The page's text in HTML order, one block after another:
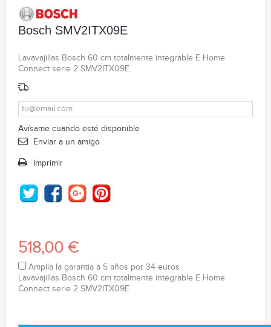
Bosch SMV2ITX09E
Lavavajillas Bosch 60 cm totalmente integrable E Home
Connect serie 2 SMV2ITX09E.
Avísame cuando esté disponible
Enviar a un amigo
Imprimir
518,00 €
Amplía la garantía a 5 años por 34 euros
Lavavajillas Bosch 60 cm totalmente integrable E Home
Connect serie 2 SMV2ITX09E.